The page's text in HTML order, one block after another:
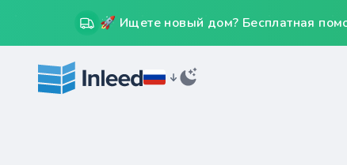
🚀 Ищете новый дом? Бесплатная